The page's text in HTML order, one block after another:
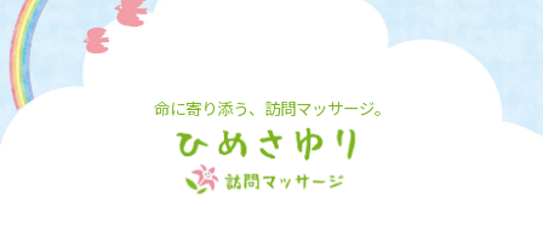
命に寄り添う、訪問マッサージ。